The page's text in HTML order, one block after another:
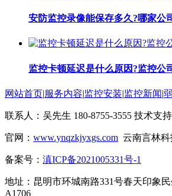
安防监控录像能保存多久?哪家公
监控卡顿延迟是什么原因?监控公
网站首页|服务内容|监控安装|监控新闻|
联系人：吴先生 180-8755-3555 技术支
官网： www.ynqzkjyxgs.com 云南言林科
备案号： 滇ICP备2021005331号-1
地址：昆明市环城南路331号春天印象
A1706